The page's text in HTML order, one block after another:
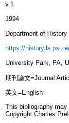
v.1
1994
Department of
https://
University Park, PA,
期刊論文=Journal
英文=English
This bibliography
Copyright Charles